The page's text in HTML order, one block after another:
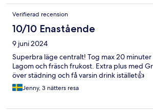
minus för badrummet!
Verifierad recension
10/10 Enastående
9 juni 2024
Superbra läge centralt! Tog max 20 minuter
Lagom och fräsch frukost. Extra plus med
över städning och få varsin drink istället👍
Jenny, 3 nätters resa